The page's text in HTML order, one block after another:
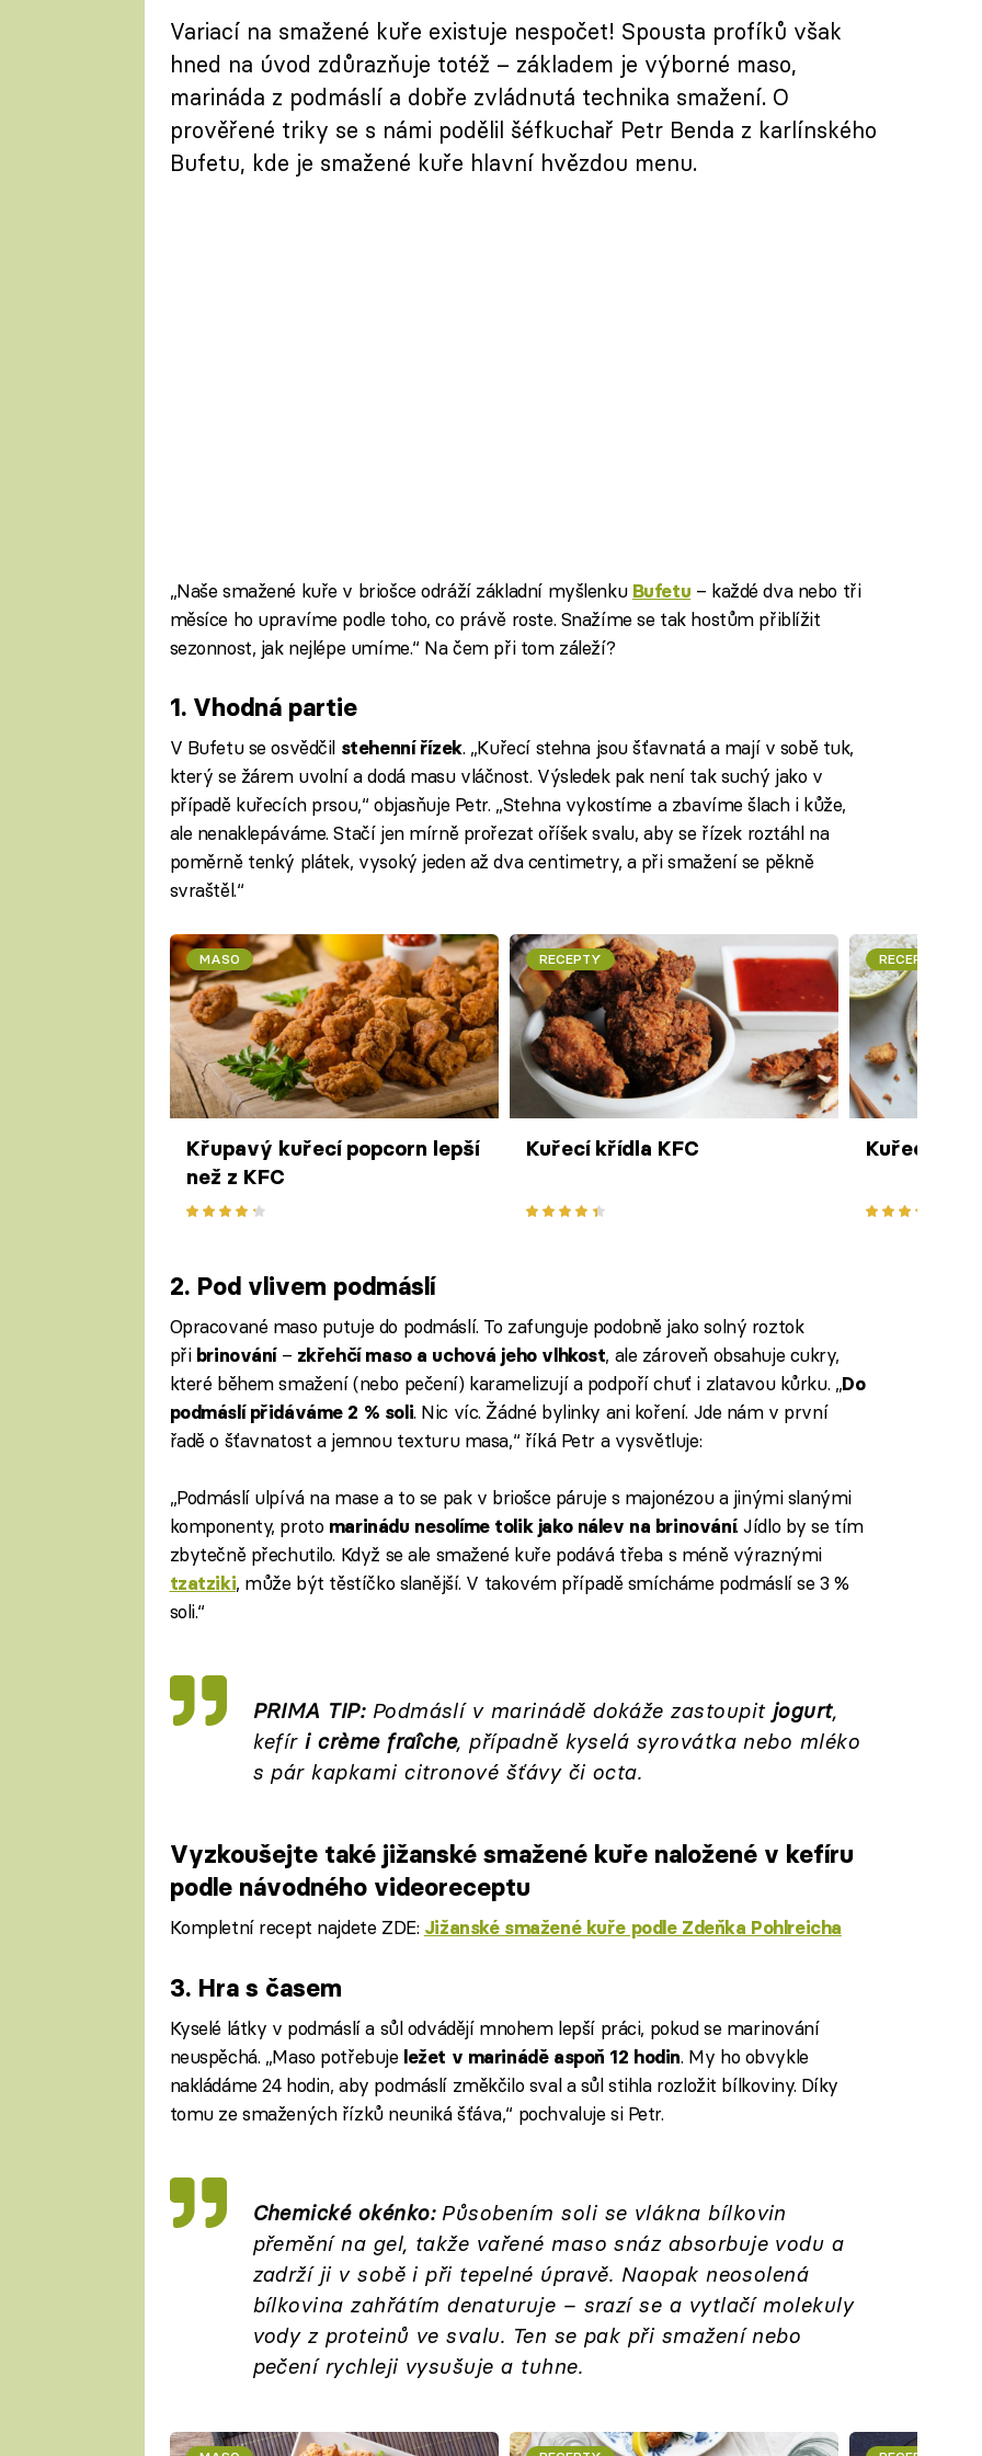
Variací na smažené kuře existuje nespočet! Spousta profíků však
hned na úvod zdůrazňuje totéž – základem je výborné maso,
marináda z podmáslí a dobře zvládnutá technika smažení. O
prověřené triky se s námi podělil šéfkuchař Petr Benda z karlínského
Bufetu, kde je smažené kuře hlavní hvězdou menu.
„Naše smažené kuře v briošce odráží základní myšlenku Bufetu – každé dva nebo tři
měsíce ho upravíme podle toho, co právě roste. Snažíme se tak hostům přiblížit
sezonnost, jak nejlépe umíme.“ Na čem při tom záleží?
1. Vhodná partie
V Bufetu se osvědčil stehenní řízek. „Kuřecí stehna jsou šťavnatá a mají v sobě tuk,
který se žárem uvolní a dodá masu vláčnost. Výsledek pak není tak suchý jako v
případě kuřecích prsou,“ objasňuje Petr. „Stehna vykostíme a zbavíme šlach i kůže,
ale nenaklepáváme. Stačí jen mírně prořezat oříšek svalu, aby se řízek roztáhl na
poměrně tenký plátek, vysoký jeden až dva centimetry, a při smažení se pěkně
svraštěl.“
MASO
Křupavý kuřecí popcorn lepší
než z KFC
RECEPTY
Kuřecí křídla KFC
RECEPTY
Kuřecí
2. Pod vlivem podmáslí
Opracované maso putuje do podmáslí. To zafunguje podobně jako solný roztok
při brinování– zkřehčí maso a uchová jeho vlhkost, ale zároveň obsahuje cukry,
které během smažení (nebo pečení) karamelizují a podpoří chuť i zlatavou kůrku. „Do
podmáslí přidáváme 2 % soli. Nic víc. Žádné bylinky ani koření. Jde nám v první
řadě o šťavnatost a jemnou texturu masa,“ říká Petr a vysvětluje:
„Podmáslí ulpívá na mase a to se pak v briošce páruje s majonézou a jinými slanými
komponenty, proto marinádu nesolíme tolik jako nálev na brinování. Jídlo by se tím
zbytečně přechutilo. Když se ale smažené kuře podává třeba s méně výraznými
tzatziki, může být těstíčko slanější. V takovém případě smícháme podmáslí se 3 %
soli.“
PRIMA TIP:Podmáslí v marinádě dokáže zastoupit jogurt,
kefíri crème fraîche, případně kyselá syrovátka nebo mléko
s pár kapkami citronové šťávy či octa.
Vyzkoušejte také jižanské smažené kuře naložené v kefíru
podle návodného videoreceptu
Kompletní recept najdete ZDE: Jižanské smažené kuře podle Zdeňka Pohlreicha
3. Hra s časem
Kyselé látky v podmáslí a sůl odvádějí mnohem lepší práci, pokud se marinování
neuspěchá. „Maso potřebuje ležet v marinádě aspoň 12 hodin. My ho obvykle
nakládáme 24 hodin, aby podmáslí změkčilo sval a sůl stihla rozložit bílkoviny. Díky
tomu ze smažených řízků neuniká šťáva,“ pochvaluje si Petr.
Chemické okénko:Působením soli se vlákna bílkovin
přemění na gel, takže vařené maso snáz absorbuje vodu a
zadrží ji v sobě i při tepelné úpravě. Naopak neosolená
bílkovina zahřátím denaturuje – srazí se a vytlačí molekuly
vody z proteinů ve svalu. Ten se pak při smažení nebo
pečení rychleji vysušuje a tuhne.